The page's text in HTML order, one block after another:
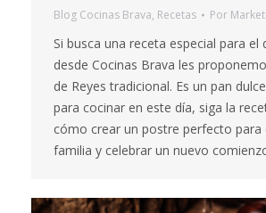
Blog Cocinas Brava, Recetas Por
Si busca una receta especial para el
desde Cocinas Brava les
de Reyes tradicional. Es un pan
para cocinar en este día, siga la
cómo crear un postre perfecto para
familia y celebrar un nuevo